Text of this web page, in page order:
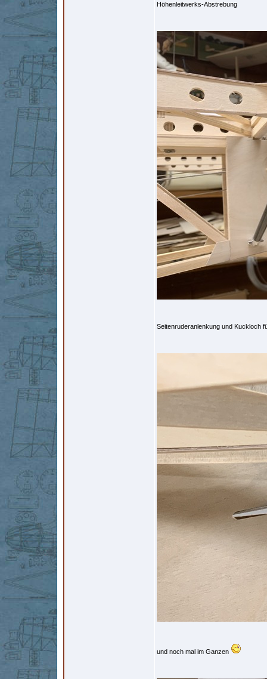
Höhenleitwerks-Abstrebung
Seitenruderanlenkung und Kuckloch
und noch mal im Ganzen